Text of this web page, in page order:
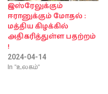
இஸ்ரேலுக்கும்
ஈரானுக்கும் மோதல் :
மத்திய கிழக்கில்
அதிகரித்துள்ள பதற்றம்
!
2024-04-14
In "உலகம்"